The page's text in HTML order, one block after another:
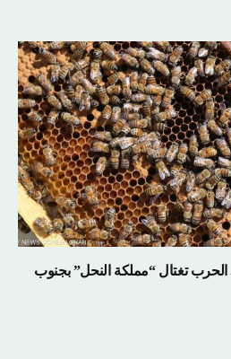
الحرب تغتال “مملكة النحل” بجنوب